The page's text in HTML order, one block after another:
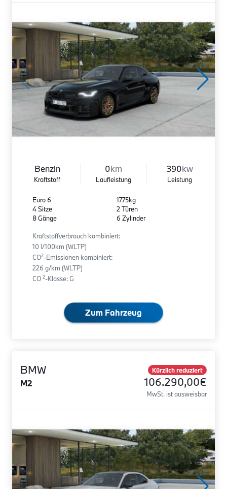
Benzin
Kraftstoff
0km
Laufleistung
390kw
Leistung
Euro 6
4 Sitze
8 Gänge
1775kg
2 Türen
6 Zylinder
Kraftstoffverbrauch kombiniert:
10 l/100km (WLTP)
CO2-Emissionen kombiniert:
226 g/km (WLTP)
CO 2-Klasse: G
Zum Fahrzeug
BMW
M2
Kürzlich reduziert
106.290,00€
MwSt. ist ausweisbar